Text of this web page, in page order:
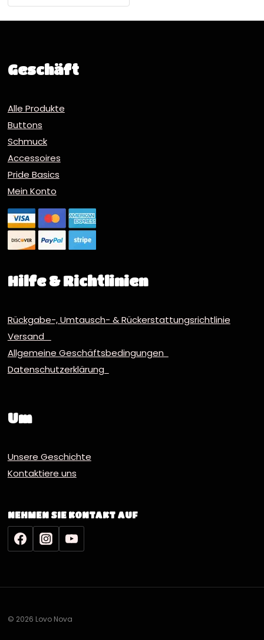
Geschäft
Alle Produkte
Buttons
Schmuck
Accessoires
Pride Basics
Mein Konto
Hilfe & Richtlinien
Rückgabe-, Umtausch- & Rückerstattungsrichtlinie
Versand
Allgemeine Geschäftsbedingungen
Datenschutzerklärung
Um
Unsere Geschichte
Kontaktiere uns
NEHMEN SIE KONTAKT AUF
© 2026 Lovo Nova